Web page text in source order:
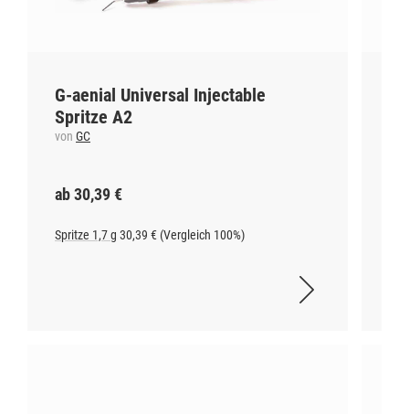
G-aenial Universal Injectable
Spritze A2
von GC
ab 30,39 €
Spritze 1,7 g 30,39 € (Vergleich 100%)